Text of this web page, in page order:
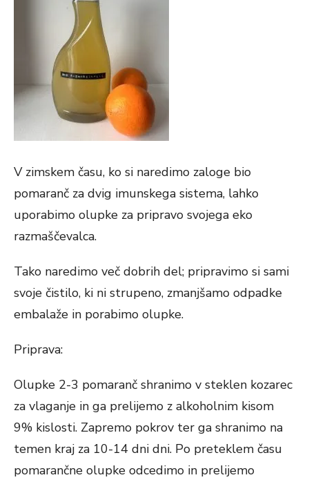
V zimskem času, ko si naredimo zaloge bio
pomaranč za dvig imunskega sistema, lahko
uporabimo olupke za pripravo svojega eko
razmaščevalca.
Tako naredimo več dobrih del; pripravimo si sami
svoje čistilo, ki ni strupeno, zmanjšamo odpadke
embalaže in porabimo olupke.
Priprava:
Olupke 2-3 pomaranč shranimo v steklen kozarec
za vlaganje in ga prelijemo z alkoholnim kisom
9% kislosti. Zapremo pokrov ter ga shranimo na
temen kraj za 10-14 dni dni. Po preteklem času
pomarančne olupke odcedimo in prelijemo